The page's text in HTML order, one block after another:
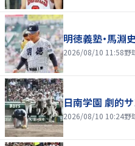
明徳義塾・馬淵
2026/08/10 11:58野
日南学園 劇的
2026/08/10 10:24野